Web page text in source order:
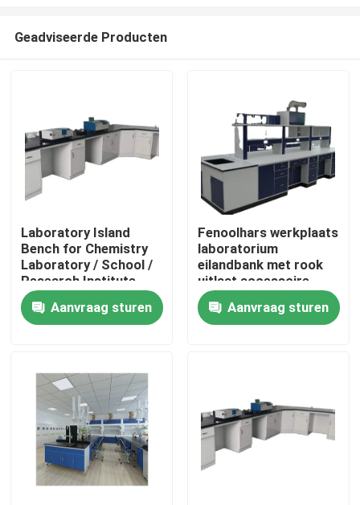
Over ons
Contacten
Geadviseerde Producten
Laboratory Island
Bench for Chemistry
Laboratory / School /
Research Institute
Toepassingen
Aanvraag sturen
Fenoolhars werkplaats
laboratorium
eilandbank met rook
uitlaat accessoire
Aanvraag sturen